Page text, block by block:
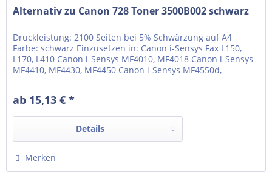
Alternativ zu Canon 728 Toner 3500B002 schwarz
Druckleistung: 2100 Seiten bei 5% Schwärzung auf A4
Farbe: schwarz Einzusetzen in: Canon i-Sensys Fax L150,
L170, L410 Canon i-Sensys MF4010, MF4018 Canon i-Sensys
MF4410, MF4430, MF4450 Canon i-Sensys MF4550d,
ab 15,13 € *
Details
Merken